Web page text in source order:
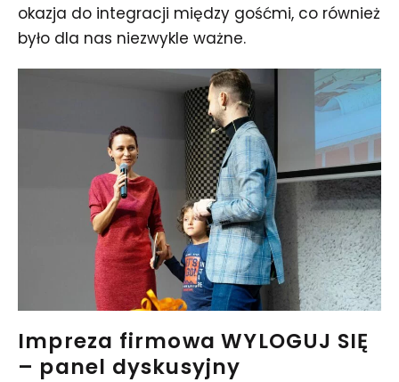
okazja do integracji między gośćmi, co również
było dla nas niezwykle ważne.
Impreza firmowa WYLOGUJ SIĘ
– panel dyskusyjny